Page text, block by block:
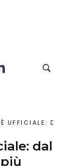
UFFICIALE:
dal